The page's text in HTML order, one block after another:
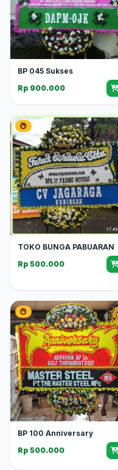
BP 045 Sukses
Rp 900.000
TOKO BUNGA PABUARAN
Rp 500.000
BP 100 Anniversary
Rp 500.000